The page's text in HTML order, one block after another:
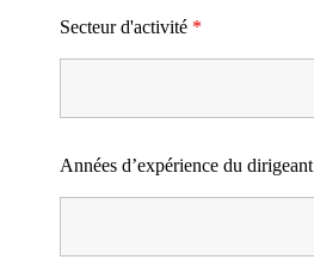
Secteur d'activité *
Années d’expérience du dirigeant